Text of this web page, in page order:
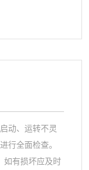
动、运转不灵
行全面检查。
如有损坏应及时